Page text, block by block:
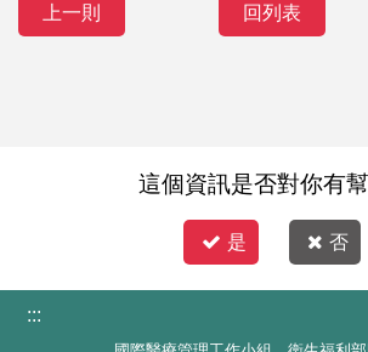
上一則 回列表
這個資訊是否對你有
是 否
:::